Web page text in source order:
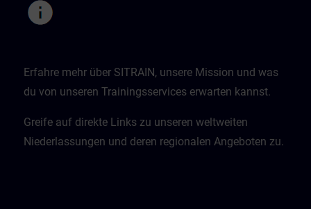
Erfahre mehr über SITRAIN, unsere Mission und was
du von unseren Trainingsservices erwarten kannst.
Greife auf direkte Links zu unseren weltweiten
Niederlassungen und deren regionalen Angeboten zu.